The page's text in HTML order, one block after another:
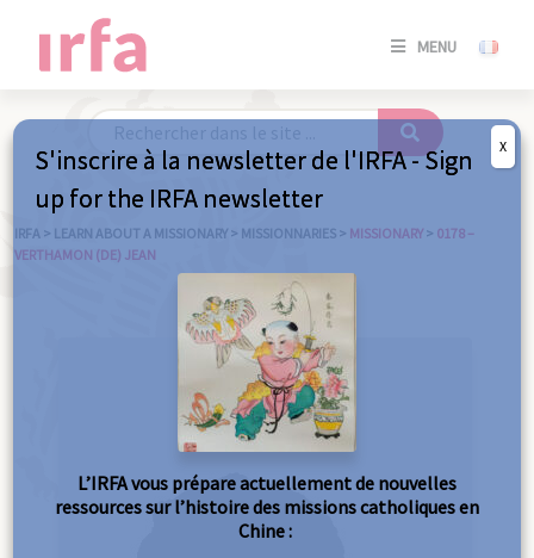
MENU
SE
/
IRFA > LEARN ABOUT A MISSIONARY > MISSIONNARIES > MISSIONARY > 0178 –
VERTHAMON (DE) JEAN
S'inscrire à la newsletter de l'IRFA - Sign
up for the IRFA newsletter
L’IRFA vous prépare actuellement de nouvelles
ressources sur l’histoire des missions catholiques en
Chine :
X